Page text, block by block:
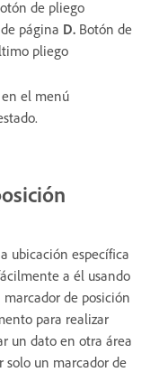
de pliego
página D. Botón de
pliego
el menú
ubicación específica
a él usando
de posición
para realizar
un dato en otra área
un marcador de